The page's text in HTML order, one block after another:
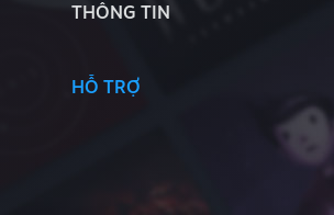
THÔNG TIN
HỖ TRỢ